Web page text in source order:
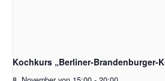
Kochkurs „Berliner-Brandenburger-